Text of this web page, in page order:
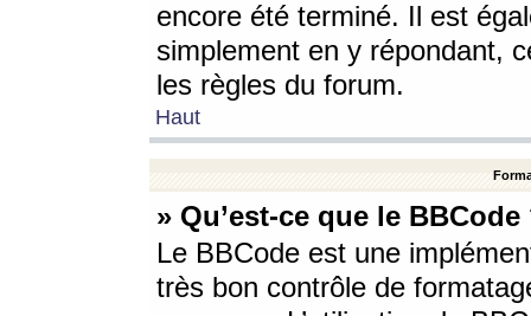
encore été terminé. Il est
simplement en y répondant,
les règles du forum.
Haut
» Qu’est-ce que le BBCode
Le BBCode est une
très bon contrôle de